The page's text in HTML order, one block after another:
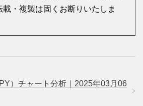
・複製は固くお断りいたしま
）チャート分析｜2025年03月06